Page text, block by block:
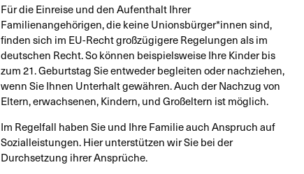
Für die Einreise und den Aufenthalt Ihrer
Familienangehörigen, die keine Unionsbürger*innen sind,
finden sich im EU-Recht großzügigere Regelungen als im
deutschen Recht. So können beispielsweise Ihre Kinder bis
zum 21. Geburtstag Sie entweder begleiten oder nachziehen,
wenn Sie Ihnen Unterhalt gewähren. Auch der Nachzug von
Eltern, erwachsenen, Kindern, und Großeltern ist möglich.
Im Regelfall haben Sie und Ihre Familie auch Anspruch auf
Sozialleistungen. Hier unterstützen wir Sie bei der
Durchsetzung ihrer Ansprüche.